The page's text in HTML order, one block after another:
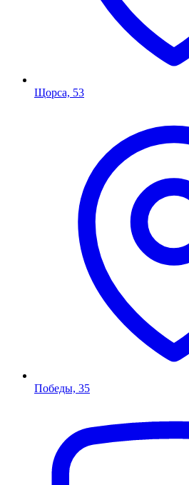
Щорса, 53
Победы, 35